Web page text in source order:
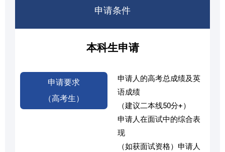
申请条件
本科生申请
申请要求
（高考生）
申请人的高考总成绩及英
语成绩
（建议二本线50分+）
申请人在面试中的综合表
现
（如获面试资格）申请人